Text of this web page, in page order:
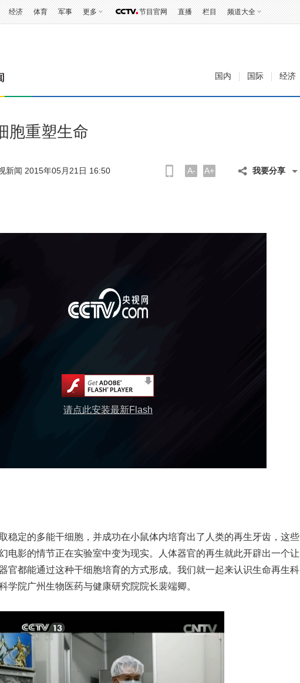
经济 体育 军事 更多 节目官网 直播 栏目 频道大全
国内 国际 经济
胞重塑生命
新闻 2015年05月21日 16:50 A- A+ 我要分享
请点此安装最新Flash
定的多能干细胞，并成功在小鼠体内培育出了人类的再生牙齿，这些
电影的情节正在实验室中变为现实。人体器官的再生就此开辟出一个让
官都能通过这种干细胞培育的方式形成。我们就一起来认识生命再生科
院广州生物医药与健康研究院院长裴端卿。